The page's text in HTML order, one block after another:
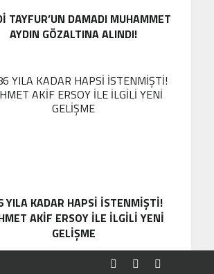
TAYFUR’UN DAMADI MUHAMMET
AYDIN GÖZALTINA ALINDI!
YILA KADAR HAPSI ISTENMIŞTI!
AKIF ERSOY ILE ILGILI YENI
GELIŞME